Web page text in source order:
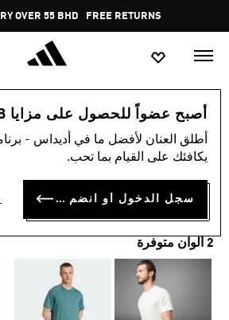
Pause
promotion
rotation
OVER 55 BHD FREE RETURNS
أصبح عضواً للحصول على مزايا ADICLUB
أطلق العنان لأفضل ما في أديداس -
يكافئك على القيام بما تحب.
سجل الدخول أو انضم الآن
الرجال ملابس
تيشيرت PUREMOTION
BD 25.75
2 ألوان متوفرة